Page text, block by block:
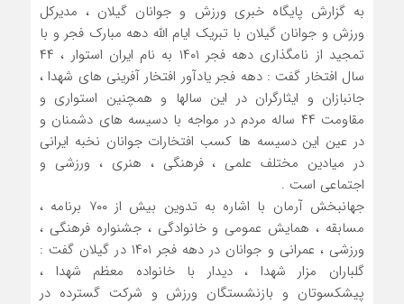
به گزارش پایگاه خبری ورزش و جوانان گیلان ، مدیرکل
ورزش و جوانان گیلان با تبریک ایام الله دهه مبارک فجر و با
تمجید از نامگذاری دهه فجر ۱۴۰۱ به نام ایران استوار ، ۴۴
سال افتخار گفت : دهه فجر یادآور افتخار آفرینی های شهدا ،
جانبازان و ایثارگران در این سالها و همچنین استواری و
مقاومت ۴۴ ساله مردم در مواجه با دسیسه های دشمنان و
در عین این دسیسه ها کسب افتخارات جوانان نخبه ایرانی
در میادین مختلف علمی ، فرهنگی ، هنری ، ورزشی و
اجتماعی است .
جهانبخش آرمان با اشاره به تدوین بیش از ۷۰۰ برنامه ،
مسابقه ، همایش عمومی و خانوادگی ، جشنواره فرهنگی ،
ورزشی ، عمرانی و جوانان در دهه فجر ۱۴۰۱ در گیلان گفت :
گلباران مزار شهدا ، دیدار با خانواده معظم شهدا ،
پیشکسوتان و بازنشستگان ورزش و شرکت گسترده در